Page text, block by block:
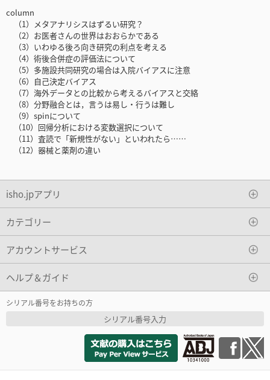
column
（1）メタアナリシスはずるい研究？
（2）お医者さんの世界はおおらかである
（3）いわゆる後ろ向き研究の利点を考える
（4）術後合併症の評価法について
（5）多施設共同研究の場合は入院バイアスに注意
（6）自己決定バイアス
（7）海外データとの比較から考えるバイアスと交絡
（8）分野融合とは，言うは易し・行うは難し
（9）spinについて
（10）回帰分析における変数選択について
（11）査読で「新規性がない」といわれたら……
（12）器械と薬剤の違い
isho.jpアプリ
カテゴリー
アカウントサービス
ヘルプ＆ガイド
シリアル番号をお持ちの方
シリアル番号入力